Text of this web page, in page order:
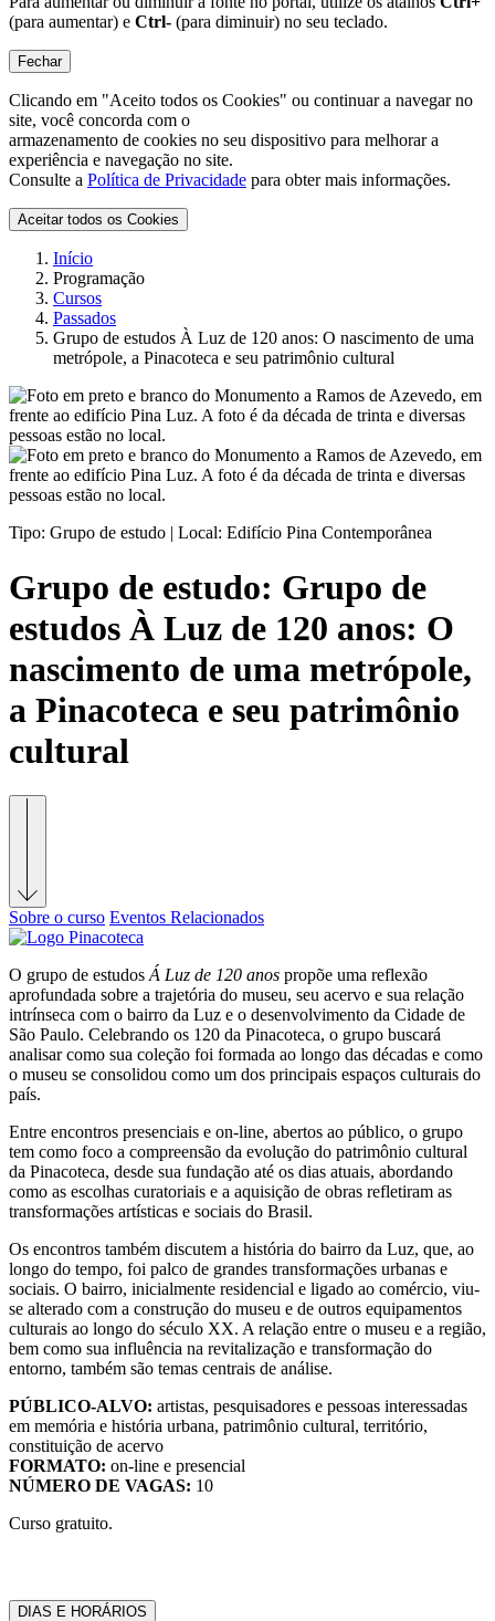
(para aumentar) e Ctrl- (para diminuir) no seu teclado.
Fechar
Clicando em "Aceito todos os Cookies" ou continuar a navegar no
site, você concorda com o
armazenamento de cookies no seu dispositivo para melhorar a
experiência e navegação no site.
Consulte a Política de Privacidade para obter mais informações.
Aceitar todos os Cookies
Início
Programação
Cursos
Passados
Grupo de estudos À Luz de 120 anos: O nascimento de uma
metrópole, a Pinacoteca e seu patrimônio cultural
Tipo: Grupo de estudo | Local: Edifício Pina Contemporânea
Grupo de estudo: Grupo de
estudos À Luz de 120 anos: O
nascimento de uma metrópole,
a Pinacoteca e seu patrimônio
cultural
Sobre o curso Eventos Relacionados
O grupo de estudos Á Luz de 120 anos propõe uma reflexão
aprofundada sobre a trajetória do museu, seu acervo e sua relação
intrínseca com o bairro da Luz e o desenvolvimento da Cidade de
São Paulo. Celebrando os 120 da Pinacoteca, o grupo buscará
analisar como sua coleção foi formada ao longo das décadas e como
o museu se consolidou como um dos principais espaços culturais do
país.
Entre encontros presenciais e on-line, abertos ao público, o grupo
tem como foco a compreensão da evolução do patrimônio cultural
da Pinacoteca, desde sua fundação até os dias atuais, abordando
como as escolhas curatoriais e a aquisição de obras refletiram as
transformações artísticas e sociais do Brasil.
Os encontros também discutem a história do bairro da Luz, que, ao
longo do tempo, foi palco de grandes transformações urbanas e
sociais. O bairro, inicialmente residencial e ligado ao comércio, viu-
se alterado com a construção do museu e de outros equipamentos
culturais ao longo do século XX. A relação entre o museu e a região,
bem como sua influência na revitalização e transformação do
entorno, também são temas centrais de análise.
PÚBLICO-ALVO: artistas, pesquisadores e pessoas interessadas
em memória e história urbana, patrimônio cultural, território,
constituição de acervo
FORMATO: on-line e presencial
NÚMERO DE VAGAS: 10
Curso gratuito.
DIAS E HORÁRIOS